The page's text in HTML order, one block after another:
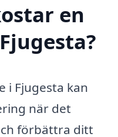
en
i Fjugesta kan
när det
förbättra ditt